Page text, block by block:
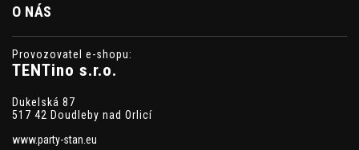
O NÁS
Provozovatel e-shopu:
TENTino s.r.o.
Dukelská 87
517 42 Doudleby nad Orlicí
www.party-stan.eu